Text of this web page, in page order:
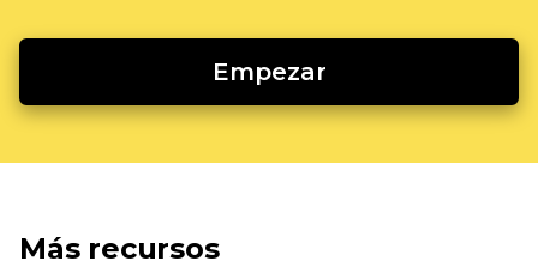
Empezar
Más recursos